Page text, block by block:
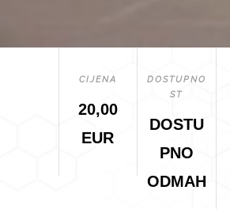
CIJENA
20,00
EUR
DOSTUPNO
ST
DOSTU
PNO
ODMAH